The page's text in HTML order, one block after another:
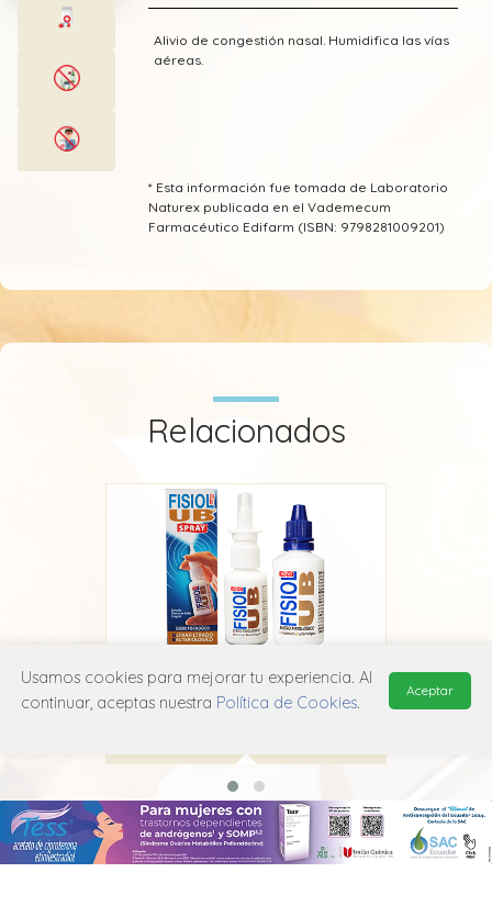
Alivio de congestión nasal. Humidifica las vías
aéreas.
* Esta información fue tomada de Laboratorio
Naturex publicada en el Vademecum
Farmacéutico Edifarm (ISBN: 9798281009201)
Relacionados
Fisiol UB Isotónico
Usamos cookies para mejorar tu experiencia. Al
continuar, aceptas nuestra Política de Cookies.
Aceptar